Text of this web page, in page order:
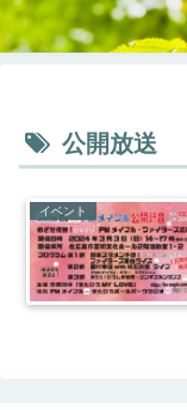
公開放送
イベント